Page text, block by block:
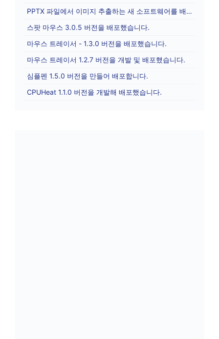
PPTX 파일에서 이미지 추출하는 새 소프트웨어를 배포합니다.
스팟 마우스 3.0.5 버전을 배포했습니다.
마우스 트레이서 - 1.3.0 버전을 배포했습니다.
마우스 트레이서 1.2.7 버전을 개발 및 배포했습니다.
심플펜 1.5.0 버전을 만들어 배포합니다.
CPUHeat 1.1.0 버전을 개발해 배포했습니다.